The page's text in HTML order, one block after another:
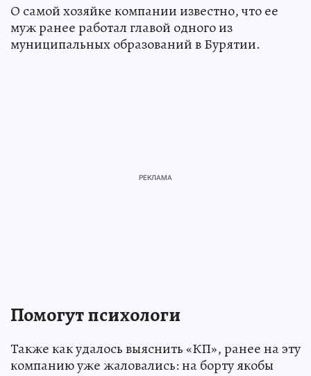
О самой хозяйке компании известно, что ее
муж ранее работал главой одного из
муниципальных образований в Бурятии.
Помогут психологи
Также как удалось выяснить «КП», ранее на эту
компанию уже жаловались: на борту якобы